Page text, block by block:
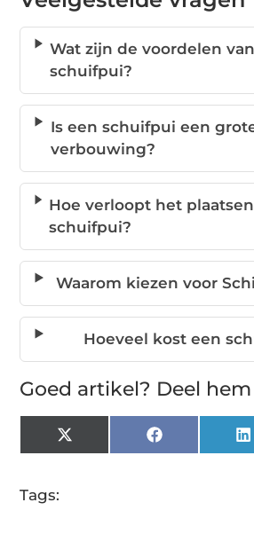
Wat zijn de voordelen
schuifpui?
Is een schuifpui een
verbouwing?
Hoe verloopt het
schuifpui?
Waarom kiezen voor
Hoeveel kost een
Goed artikel? Deel
X
(Twitter)
Facebook
Tags: